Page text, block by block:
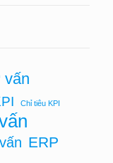
vấn
Chỉ tiêu KPI
ERP